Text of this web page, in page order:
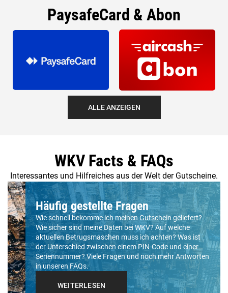
PaysafeCard & Abon
ALLE ANZEIGEN
WKV Facts & FAQs
Interessantes und Hilfreiches aus der Welt der Gutscheine.
Häufig gestellte Fragen
Wie schnell bekomme ich meinen Gutschein geliefert?
Wie sicher sind meine Daten bei WKV? Auf welche
aktuellen Betrugsmaschen muss ich achten? Was ist
der Unterschied zwischen einem PIN-Code und einer
Seriennummer? Viele Fragen und noch mehr Antworten
in unseren FAQs.
WEITERLESEN